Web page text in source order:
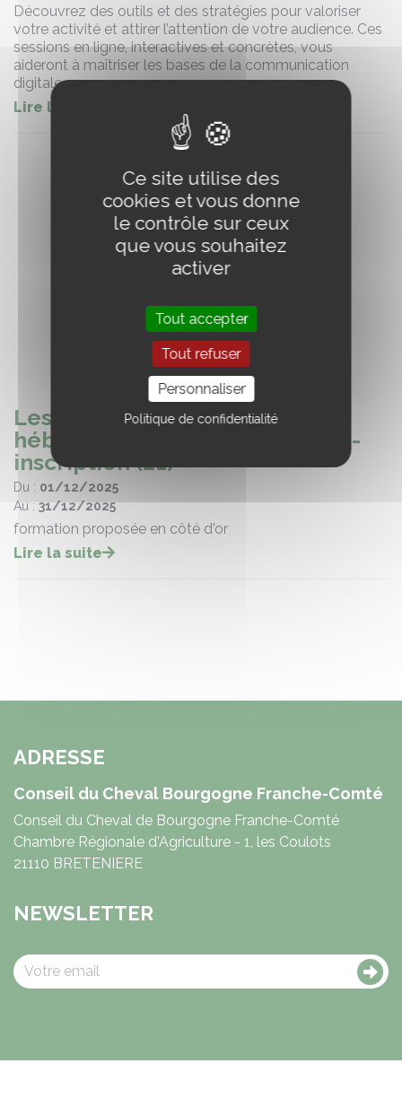
Découvrez des outils et des stratégies pour valoriser
votre activité et attirer l’attention de votre audience. Ces
sessions en ligne, interactives et concrètes, vous
aideront à maîtriser les bases de la communication
digitale.
Lire la suite
Les clés de la création d'un
hébergement touristique - pré-
inscription (21)
Du : 01/12/2025
Au : 31/12/2025
formation proposée en côté d'or
Lire la suite
ADRESSE
Conseil du Cheval Bourgogne Franche-Comté
Conseil du Cheval de Bourgogne Franche-Comté
Chambre Régionale d'Agriculture - 1, les Coulots
21110 BRETENIERE
NEWSLETTER
Ce site utilise des
cookies et vous donne
le contrôle sur ceux
que vous souhaitez
activer
Tout accepter
Tout refuser
Personnaliser
Politique de confidentialité